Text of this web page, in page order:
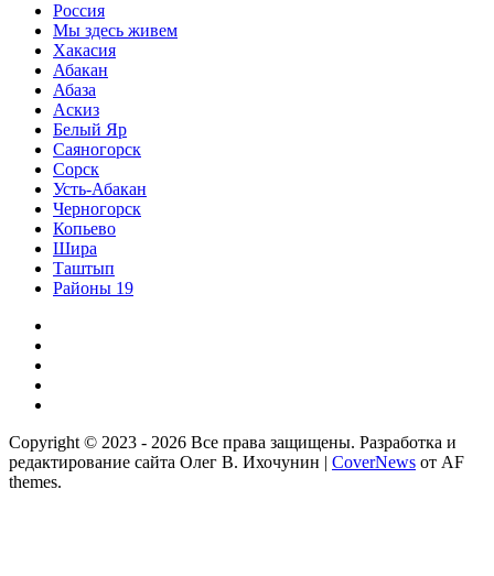
Россия
Мы здесь живем
Хакасия
Абакан
Абаза
Аскиз
Белый Яр
Саяногорск
Сорск
Усть-Абакан
Черногорск
Копьево
Шира
Таштып
Районы 19
Copyright © 2023 - 2026 Все права защищены. Разработка и
редактирование сайта Олег В. Ихочунин | CoverNews от AF
themes.